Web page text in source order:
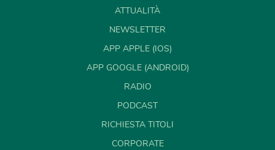
ATTUALITÀ
NEWSLETTER
APP APPLE (IOS)
APP GOOGLE (ANDROID)
RADIO
PODCAST
RICHIESTA TITOLI
CORPORATE